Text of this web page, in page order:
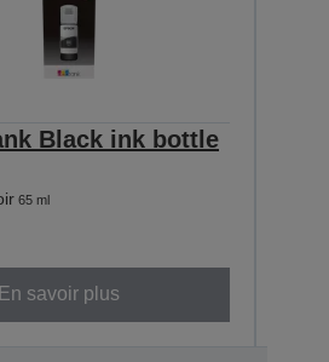
Black ink bottle
65 ml
En savoir plus